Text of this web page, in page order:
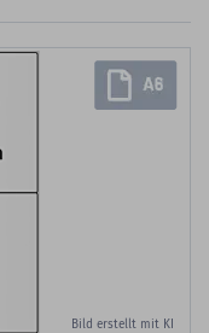
Bild erstellt mit KI